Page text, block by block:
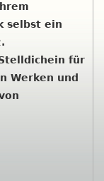
selbst ein
für
Werken und